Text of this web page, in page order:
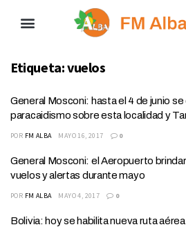
Etiqueta:vuelos
General Mosconi: hasta el 4 de junio
paracaidismo sobre esta localidad y
POR FM ALBA MAYO 16, 2017 0
General Mosconi: el Aeropuerto
vuelos y alertas durante mayo
POR FM ALBA MAYO 4, 2017 0
Bolivia: hoy se habilita nueva ruta